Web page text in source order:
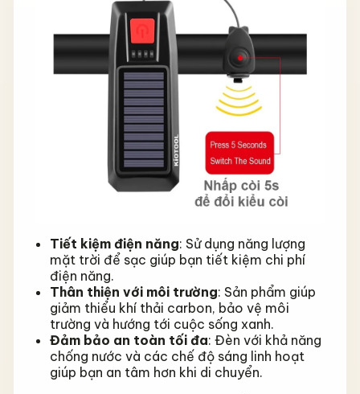
Tiết kiệm điện năng: Sử dụng năng lượng
mặt trời để sạc giúp bạn tiết kiệm chi phí
điện năng.
Thân thiện với môi trường: Sản phẩm giúp
giảm thiểu khí thải carbon, bảo vệ môi
trường và hướng tới cuộc sống xanh.
Đảm bảo an toàn tối đa: Đèn với khả năng
chống nước và các chế độ sáng linh hoạt
giúp bạn an tâm hơn khi di chuyển.